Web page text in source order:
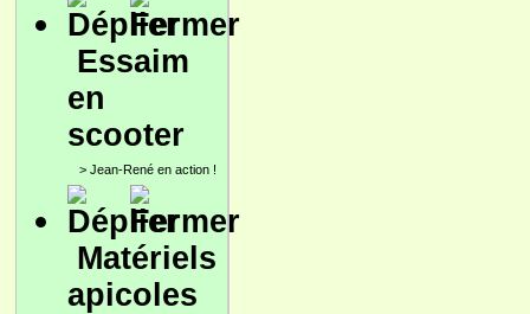
Essaim
en
scooter
> Jean-René en action !
Matériels
apicoles